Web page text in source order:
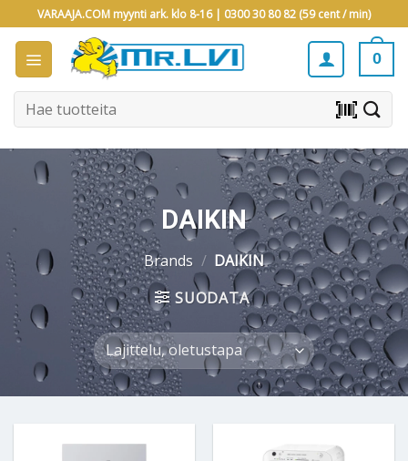
to
content
VARAAJA.COM myynti ark. klo 8-16 | 0300 30 80 82 (59 cent / min)
0
Etsi: barcode_scanner
DAIKIN
Brands / DAIKIN
SUODATA